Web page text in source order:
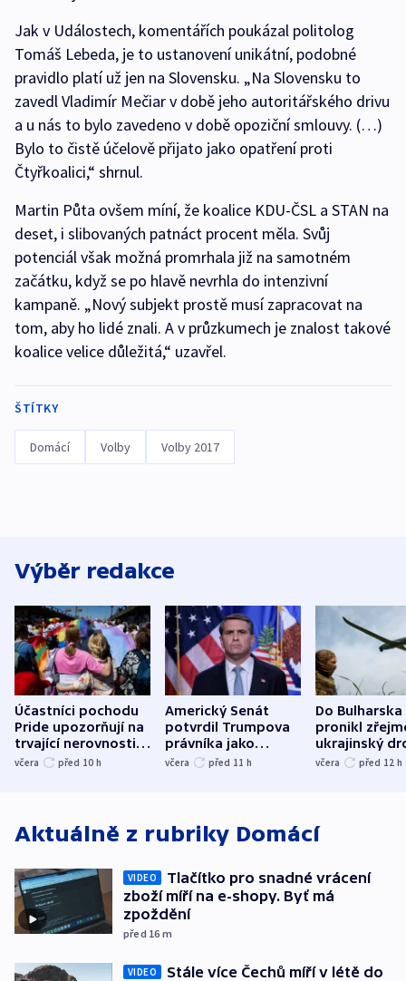
Jak v Událostech, komentářích poukázal politolog
Tomáš Lebeda, je to ustanovení unikátní, podobné
pravidlo platí už jen na Slovensku. „Na Slovensku to
zavedl Vladimír Mečiar v době jeho autoritářského drivu
a u nás to bylo zavedeno v době opoziční smlouvy. (…)
Bylo to čistě účelově přijato jako opatření proti
Čtyřkoalici,“ shrnul.
Martin Půta ovšem míní, že koalice KDU-ČSL a STAN na
deset, i slibovaných patnáct procent měla. Svůj
potenciál však možná promrhala již na samotném
začátku, když se po hlavě nevrhla do intenzivní
kampaně. „Nový subjekt prostě musí zapracovat na
tom, aby ho lidé znali. A v průzkumech je znalost takové
koalice velice důležitá,“ uzavřel.
ŠTÍTKY
Domácí Volby Volby 2017
Výběr redakce
Účastníci pochodu
Pride upozorňují na
trvající nerovnosti i
společenskou
včera před 10 h
Americký Senát
potvrdil Trumpova
právníka jako
ministra
včera před 11 h
Do Bulharska
pronikl
ukrajinský
explodoval
včera před 12 h
Aktuálně z rubriky Domácí
VIDEO
Tlačítko pro snadné vrácení
zboží míří na e-shopy. Byť má
zpoždění
před 16 m
VIDEO
Stále více Čechů míří v létě do